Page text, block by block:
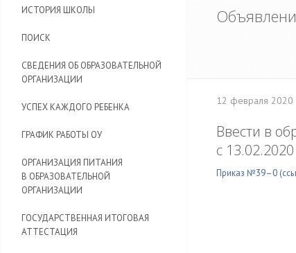
ИСТОРИЯ ШКОЛЫ
ПОИСК
СВЕДЕНИЯ ОБ ОБРАЗОВАТЕЛЬНОЙ
ОРГАНИЗАЦИИ
УСПЕХ КАЖДОГО РЕБЕНКА
ГРАФИК РАБОТЫ ОУ
ОРГАНИЗАЦИЯ ПИТАНИЯ
В ОБРАЗОВАТЕЛЬНОЙ
ОРГАНИЗАЦИИ
ГОСУДАРСТВЕННАЯ ИТОГОВАЯ
АТТЕСТАЦИЯ
12 февраля 2020
Ввести в
с
Приказ №39–0